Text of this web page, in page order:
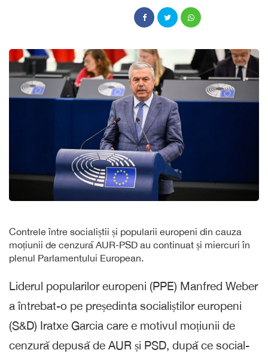
Contrele între socialiștii și popularii europeni din cauza
moțiunii de cenzură AUR-PSD au continuat și miercuri în
plenul Parlamentului European.
Liderul popularilor europeni (PPE) Manfred Weber
a întrebat-o pe președinta socialiștilor europeni
(S&D) Iratxe Garcia care e motivul moțiunii de
cenzură depusă de AUR și PSD, după ce social-